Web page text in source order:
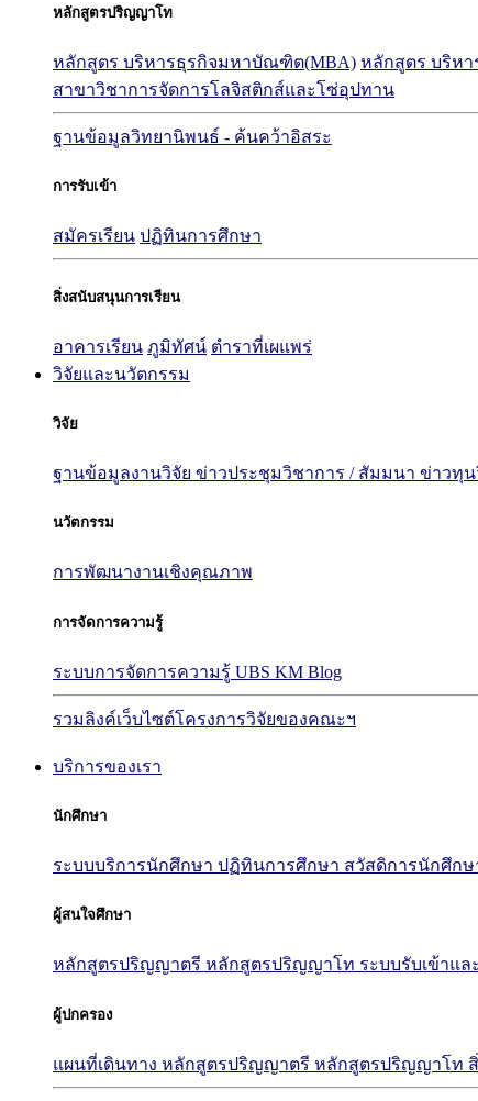
หลักสูตรปริญญาโท
หลักสูตร บริหารธุรกิจมหาบัณฑิต(MBA) หลักสูตร บริห
สาขาวิชาการจัดการโลจิสติกส์และโซ่อุปทาน
ฐานข้อมูลวิทยานิพนธ์ - ค้นคว้าอิสระ
การรับเข้า
สมัครเรียน ปฏิทินการศึกษา
สิ่งสนับสนุนการเรียน
อาคารเรียน ภูมิทัศน์ ตำราที่เผแพร่
วิจัยและนวัตกรรม
วิจัย
ฐานข้อมูลงานวิจัย ข่าวประชุมวิชาการ / สัมมนา ข่าวทุน
นวัตกรรม
การพัฒนางานเชิงคุณภาพ
การจัดการความรู้
ระบบการจัดการความรู้ UBS KM Blog
รวมลิงค์เว็บไซต์โครงการวิจัยของคณะฯ
บริการของเรา
นักศึกษา
ระบบบริการนักศึกษา ปฏิทินการศึกษา สวัสดิการนักศึกษ
ผู้สนใจศึกษา
หลักสูตรปริญญาตรี หลักสูตรปริญญาโท ระบบรับเข้าแล
ผู้ปกครอง
แผนที่เดินทาง หลักสูตรปริญญาตรี หลักสูตรปริญญาโท